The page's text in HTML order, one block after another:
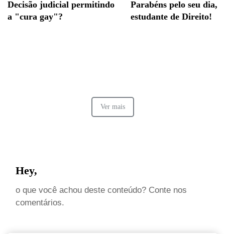
Decisão judicial permitindo
a "cura gay"?
Parabéns pelo seu dia,
estudante de Direito!
Ver mais
Hey,
o que você achou deste conteúdo? Conte nos
comentários.